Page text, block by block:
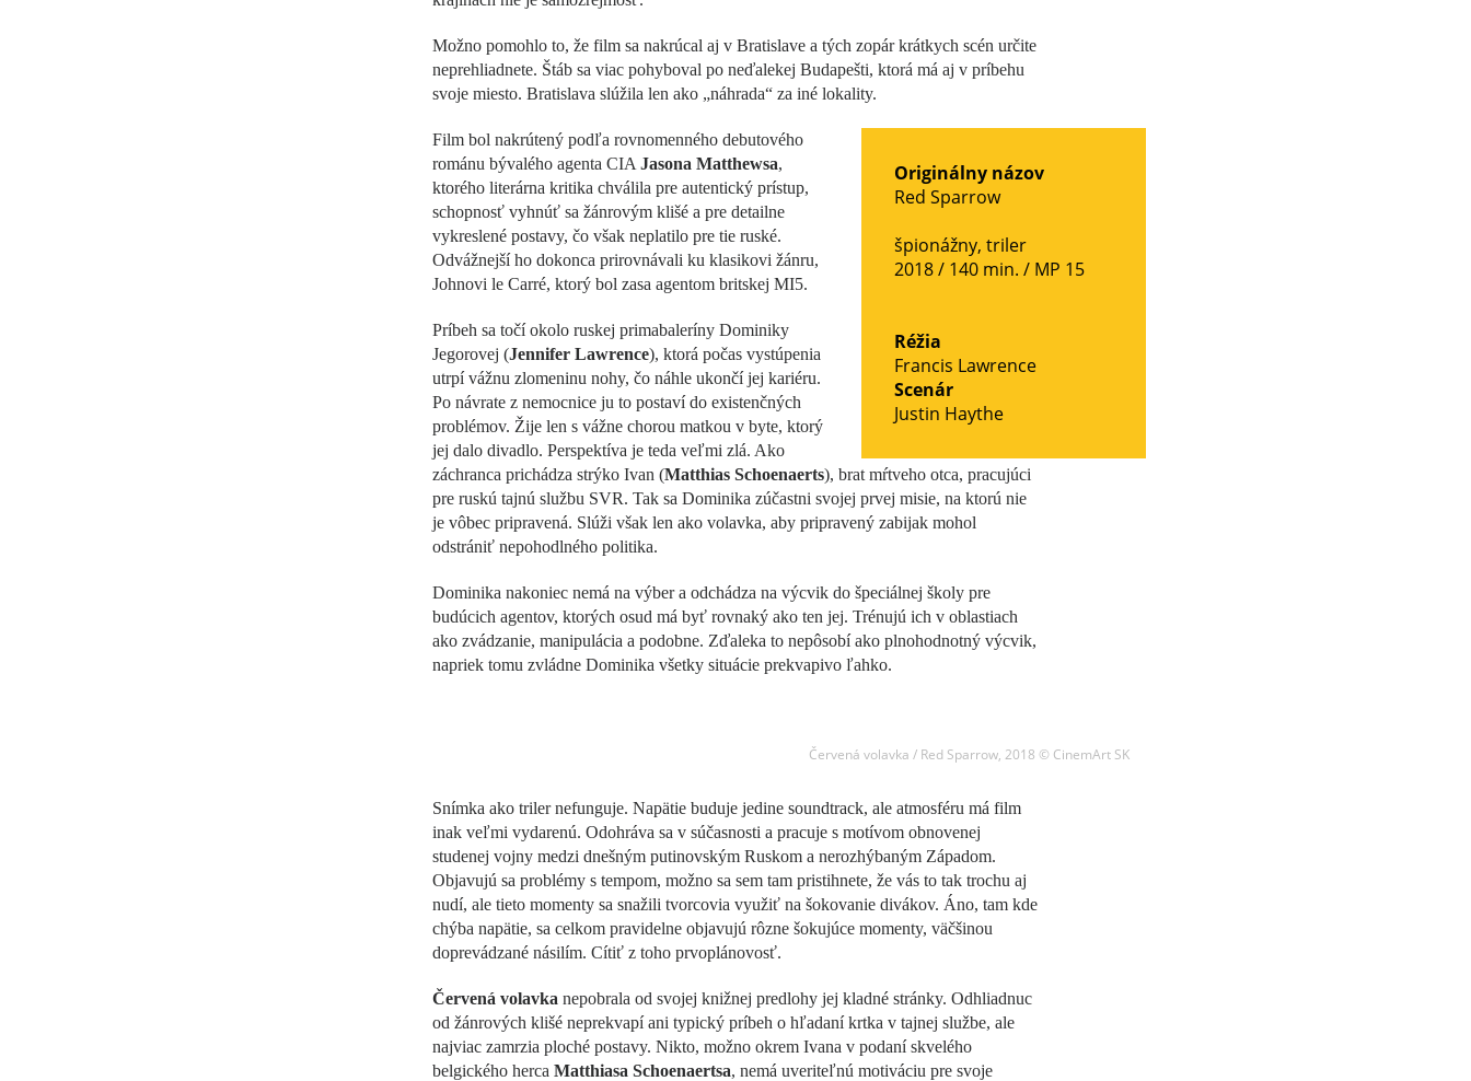
Možno pomohlo to, že film sa nakrúcal aj v Bratislave a tých zopár krátkych scén určite
neprehliadnete. Štáb sa viac pohyboval po neďalekej Budapešti, ktorá má aj v príbehu
svoje miesto. Bratislava slúžila len ako „náhrada“ za iné lokality.
Originálny názov
Red Sparrow
špionážny, triler
2018 / 140 min. / MP 15
Réžia
Francis Lawrence
Scenár
Justin Haythe
Film bol nakrútený podľa rovnomenného debutového
románu bývalého agenta CIA Jasona Matthewsa,
ktorého literárna kritika chválila pre autentický prístup,
schopnosť vyhnúť sa žánrovým klišé a pre detailne
vykreslené postavy, čo však neplatilo pre tie ruské.
Odvážnejší ho dokonca prirovnávali ku klasikovi žánru,
Johnovi le Carré, ktorý bol zasa agentom britskej MI5.
Príbeh sa točí okolo ruskej primabaleríny Dominiky
Jegorovej (Jennifer Lawrence), ktorá počas vystúpenia
utrpí vážnu zlomeninu nohy, čo náhle ukončí jej kariéru.
Po návrate z nemocnice ju to postaví do existenčných
problémov. Žije len s vážne chorou matkou v byte, ktorý
jej dalo divadlo. Perspektíva je teda veľmi zlá. Ako
záchranca prichádza strýko Ivan (Matthias Schoenaerts), brat mŕtveho otca, pracujúci
pre ruskú tajnú službu SVR. Tak sa Dominika zúčastni svojej prvej misie, na ktorú nie
je vôbec pripravená. Slúži však len ako volavka, aby pripravený zabijak mohol
odstrániť nepohodlného politika.
Dominika nakoniec nemá na výber a odchádza na výcvik do špeciálnej školy pre
budúcich agentov, ktorých osud má byť rovnaký ako ten jej. Trénujú ich v oblastiach
ako zvádzanie, manipulácia a podobne. Zďaleka to nepôsobí ako plnohodnotný výcvik,
napriek tomu zvládne Dominika všetky situácie prekvapivo ľahko.
Červená volavka / Red Sparrow, 2018 © CinemArt SK
Snímka ako triler nefunguje. Napätie buduje jedine soundtrack, ale atmosféru má film
inak veľmi vydarenú. Odohráva sa v súčasnosti a pracuje s motívom obnovenej
studenej vojny medzi dnešným putinovským Ruskom a nerozhýbaným Západom.
Objavujú sa problémy s tempom, možno sa sem tam pristihnete, že vás to tak trochu aj
nudí, ale tieto momenty sa snažili tvorcovia využiť na šokovanie divákov. Áno, tam kde
chýba napätie, sa celkom pravidelne objavujú rôzne šokujúce momenty, väčšinou
doprevádzané násilím. Cítiť z toho prvoplánovosť.
Červená volavka nepobrala od svojej knižnej predlohy jej kladné stránky. Odhliadnuc
od žánrových klišé neprekvapí ani typický príbeh o hľadaní krtka v tajnej službe, ale
najviac zamrzia ploché postavy. Nikto, možno okrem Ivana v podaní skvelého
belgického herca Matthiasa Schoenaertsa, nemá uveriteľnú motiváciu pre svoje